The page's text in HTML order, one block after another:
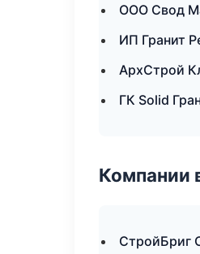
ООО Свод
ИП Гранит
АрхСтрой
ГК Solid
Компании
СтройБриг